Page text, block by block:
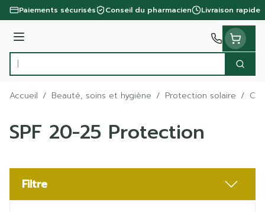
Aller au contenu
Paiements sécurisés Conseil du pharmacien Livraison rapide
Menu
Rechercher
Accueil / Beauté, soins et hygiène / Protection solaire /
SPF 20-25 Protection
Filtre